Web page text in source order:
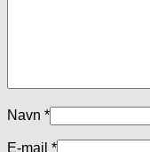
Navn *
E-mail *